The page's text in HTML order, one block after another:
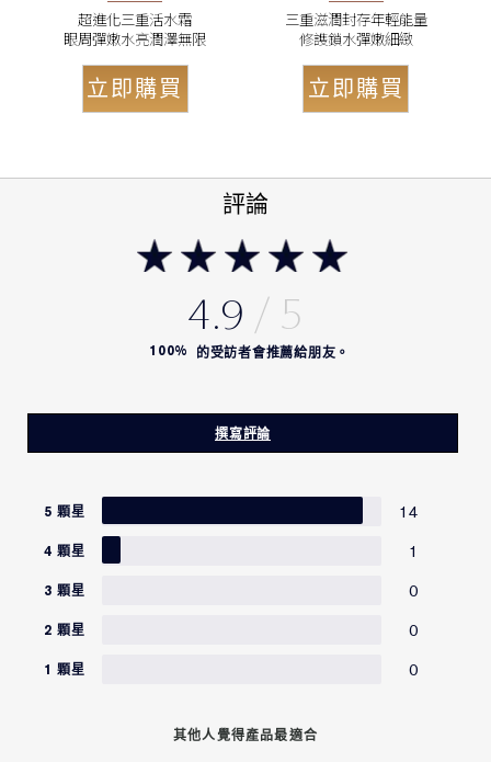
超進化三重活水霜
眼周彈嫩水亮潤澤無限
立即購買
三重滋潤封存年輕能量
修謢鎖水彈嫩細緻
立即購買
評論
4.9
撰寫評論
100% 的受訪者會推薦給朋友。
5 顆星 14
4 顆星 1
3 顆星 0
2 顆星 0
1 顆星 0
其他人覺得產品最適合